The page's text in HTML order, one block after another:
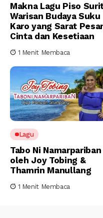
Makna Lagu Piso
Warisan Budaya Suku
Karo yang Sarat
Cinta dan Kesetiaan
1 Menit Membaca
Lagu
Tabo Ni Namarpariban
oleh Joy Tobing &
Thamrin Manullang
1 Menit Membaca